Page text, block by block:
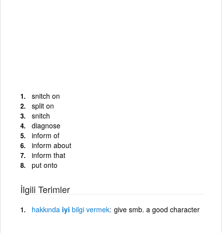
snitch on
split on
snitch
diagnose
inform of
inform about
inform that
put onto
İlgili Terimler
hakkında iyi bilgi vermek give smb. a good character